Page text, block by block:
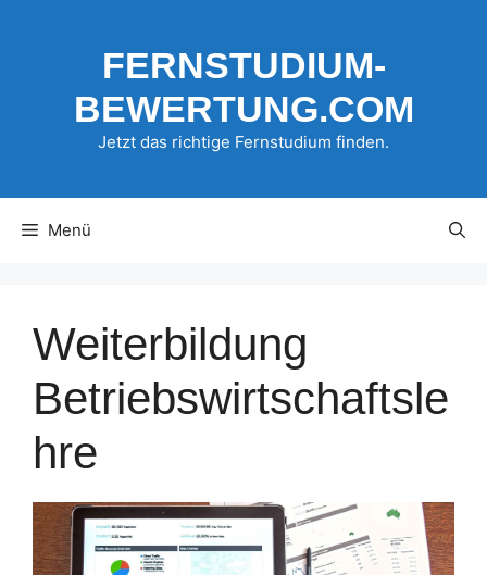
FERNSTUDIUM-
BEWERTUNG.COM
Jetzt das richtige Fernstudium finden.
Menü
Weiterbildung
Betriebswirtschaftsle
hre